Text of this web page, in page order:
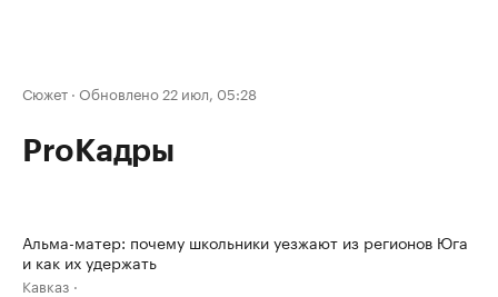
Сюжет · Обновлено 22 июл, 05:28
ProКадры
Альма-матер: почему школьники уезжают из регионов Юга
и как их удержать
Кавказ